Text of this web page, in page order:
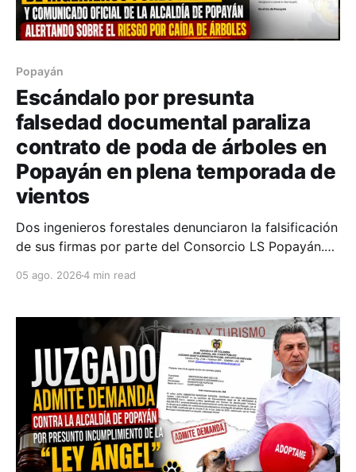
Popayán
Escándalo por presunta
falsedad documental paraliza
contrato de poda de árboles en
Popayán en plena temporada de
vientos
Dos ingenieros forestales denunciaron la falsificación
de sus firmas por parte del Consorcio LS Popayán.
suspendido, la Alcaldía reconoce que la demanda de
05 ago. 20264 min read